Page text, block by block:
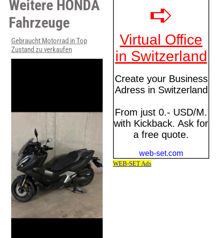
Weitere HONDA
Fahrzeuge
Gebraucht Motorrad in Top
Zustand zu verkaufen